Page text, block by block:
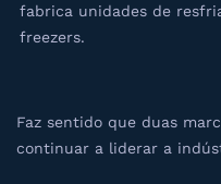
fabrica unidades de
freezers.
Faz sentido que duas
continuar a liderar a